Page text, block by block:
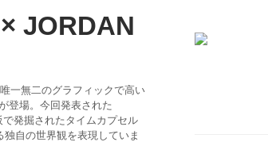
JORDAN
一無二のグラフィックで高い
登場。今回発表された
発掘されたタイムカプセル
自の世界観を表現していま